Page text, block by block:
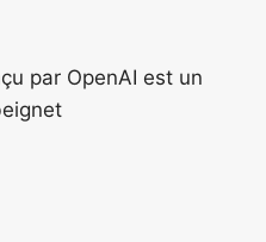
par OpenAI est un